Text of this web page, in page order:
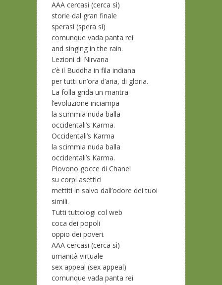
AAA cercasi (cerca sì)
storie dal gran finale
sperasi (spera sì)
comunque vada panta rei
and singing in the rain.
Lezioni di Nirvana
c’è il Buddha in fila indiana
per tutti un’ora d’aria, di gloria.
La folla grida un mantra
l’evoluzione inciampa
la scimmia nuda balla
occidentali’s Karma.
Occidentali’s Karma
la scimmia nuda balla
occidentali’s Karma.
Piovono gocce di Chanel
su corpi asettici
mettiti in salvo dall’odore dei tuoi
simili.
Tutti tuttologi col web
coca dei popoli
oppio dei poveri.
AAA cercasi (cerca sì)
umanità virtuale
sex appeal (sex appeal)
comunque vada panta rei